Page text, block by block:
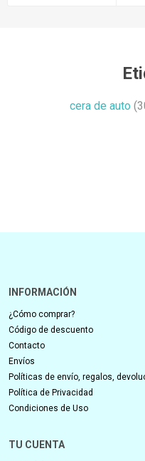
cera de auto
INFORMACIÓN
¿Cómo comprar?
Código de descuento
Contacto
Envíos
Políticas de envío, regalos,
Política de Privacidad
Condiciones de Uso
TU CUENTA